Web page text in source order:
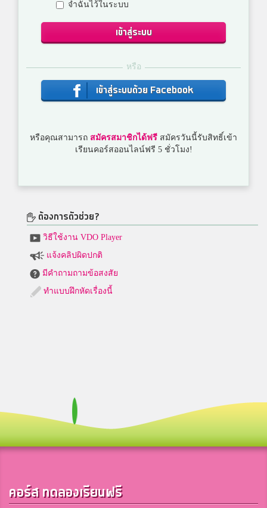
จำฉันไว้ในระบบ
เข้าสู่ระบบ
หรือ
เข้าสู่ระบบด้วย Facebook
หรือคุณสามารถ สมัครสมาชิกได้ฟรี สมัครวันนี้รับสิทธิ์เข้า
เรียนคอร์สออนไลน์ฟรี 5 ชั่วโมง!
ต้องการตัวช่วย?
วิธีใช้งาน VDO Player
แจ้งคลิปผิดปกติ
มีคำถามถามข้อสงสัย
ทำแบบฝึกหัดเรื่องนี้
คอร์ส ทดลองเรียนฟรี